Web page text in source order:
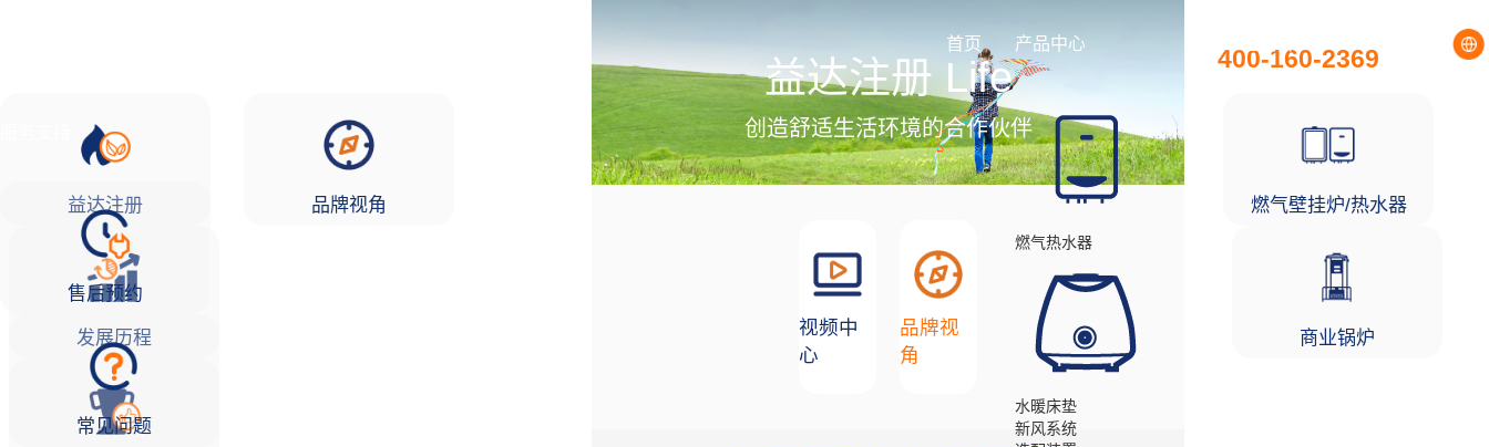
首页 产品中心
燃气热水器
水暖床垫
新风系统
燃气壁挂炉/热水器
商业锅炉
售后预约
常见问题
益达注册
发展历程
品牌视角
400-160-2369
益达注册 Life
创造舒适生活环境的合作伙伴
视频中
心
品牌视
角